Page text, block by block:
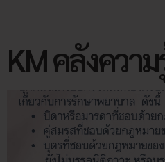
KM คลังความ